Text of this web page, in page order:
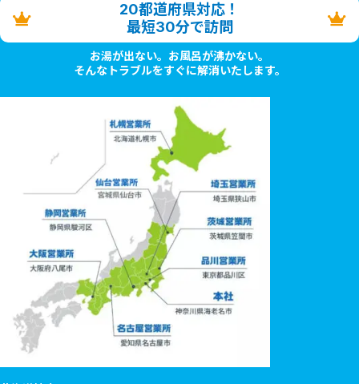
20都道府県対応！
最短30分で訪問
お湯が出ない。お風呂が沸かない。
そんなトラブルをすぐに解消いたします。